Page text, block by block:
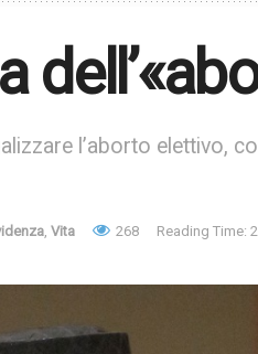
l’aborto elettivo,
, Vita 268 Reading Time: